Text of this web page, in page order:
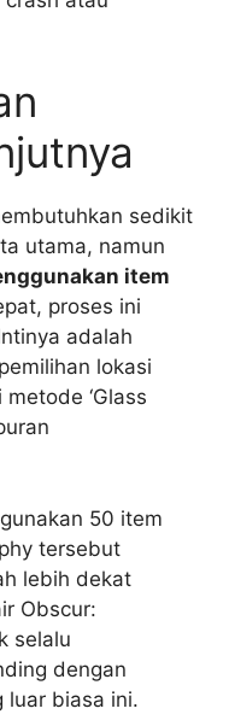
sedikit
utama, namun
item
proses ini
adalah
lokasi
‘Glass
50 item
tersebut
lebih dekat
Obscur:
selalu
dengan
luar biasa ini.